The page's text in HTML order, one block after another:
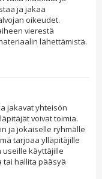
ja jakaa
oikeudet.
vierestä
lähettämistä.
jakavat yhteisön
voivat toimia.
ja jokaiselle ryhmälle
tarjoaa ylläpitäjille
käyttäjille
tai hallita pääsyä